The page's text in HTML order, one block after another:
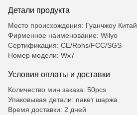
Детали продукта
Место происхождения: Гуанчжоу Китай
Фирменное наименование: Wilyo
Сертификация: CE/Rohs/FCC/SGS
Номер модели: Wx7
Условия оплаты и доставки
Количество мин заказа: 50pcs
Упаковывая детали: пакет шаржа
Время доставки: 2 дней